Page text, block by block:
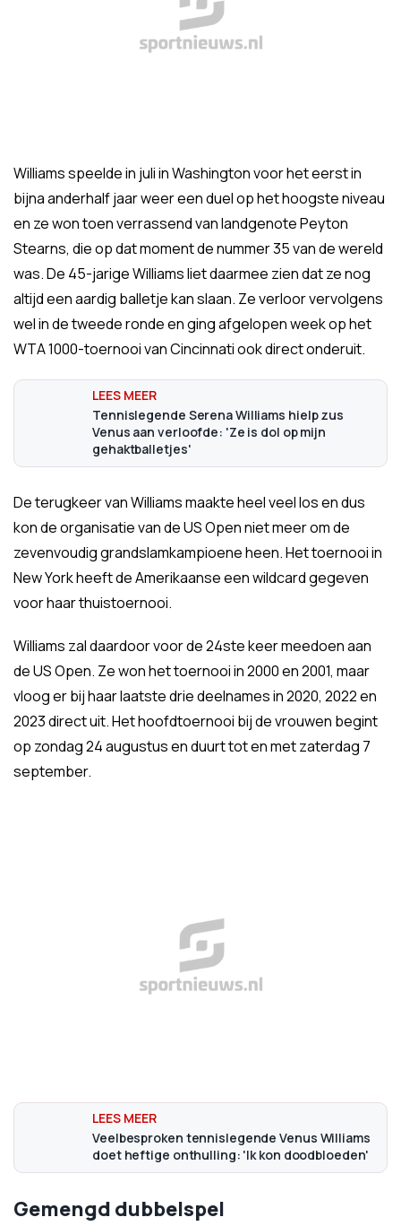
Williams speelde in juli in Washington voor het eerst in
bijna anderhalf jaar weer een duel op het hoogste niveau
en ze won toen verrassend van landgenote Peyton
Stearns, die op dat moment de nummer 35 van de wereld
was. De 45-jarige Williams liet daarmee zien dat ze nog
altijd een aardig balletje kan slaan. Ze verloor vervolgens
wel in de tweede ronde en ging afgelopen week op het
WTA 1000-toernooi van Cincinnati ook direct onderuit.
Tennislegende Serena Williams hielp zus
Venus aan verloofde: 'Ze is dol op mijn
gehaktballetjes'
De terugkeer van Williams maakte heel veel los en dus
kon de organisatie van de US Open niet meer om de
zevenvoudig grandslamkampioene heen. Het toernooi in
New York heeft de Amerikaanse een wildcard gegeven
voor haar thuistoernooi.
Williams zal daardoor voor de 24ste keer meedoen aan
de US Open. Ze won het toernooi in 2000 en 2001, maar
vloog er bij haar laatste drie deelnames in 2020, 2022 en
2023 direct uit. Het hoofdtoernooi bij de vrouwen begint
op zondag 24 augustus en duurt tot en met zaterdag 7
september.
Veelbesproken tennislegende Venus Williams
doet heftige onthulling: 'Ik kon doodbloeden'
Gemengd dubbelspel